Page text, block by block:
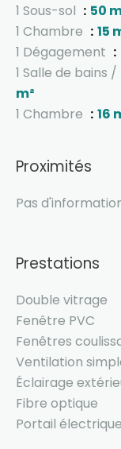
1 Sous-sol
50
1 Chambre
15
1 Dégagement
1 Salle de bains
m²
1 Chambre
16
Proximités
Pas
Prestations
Double vitrage
Fenêtre PVC
Fenêtres
Ventilation
Éclairage
Fibre optique
Portail électrique